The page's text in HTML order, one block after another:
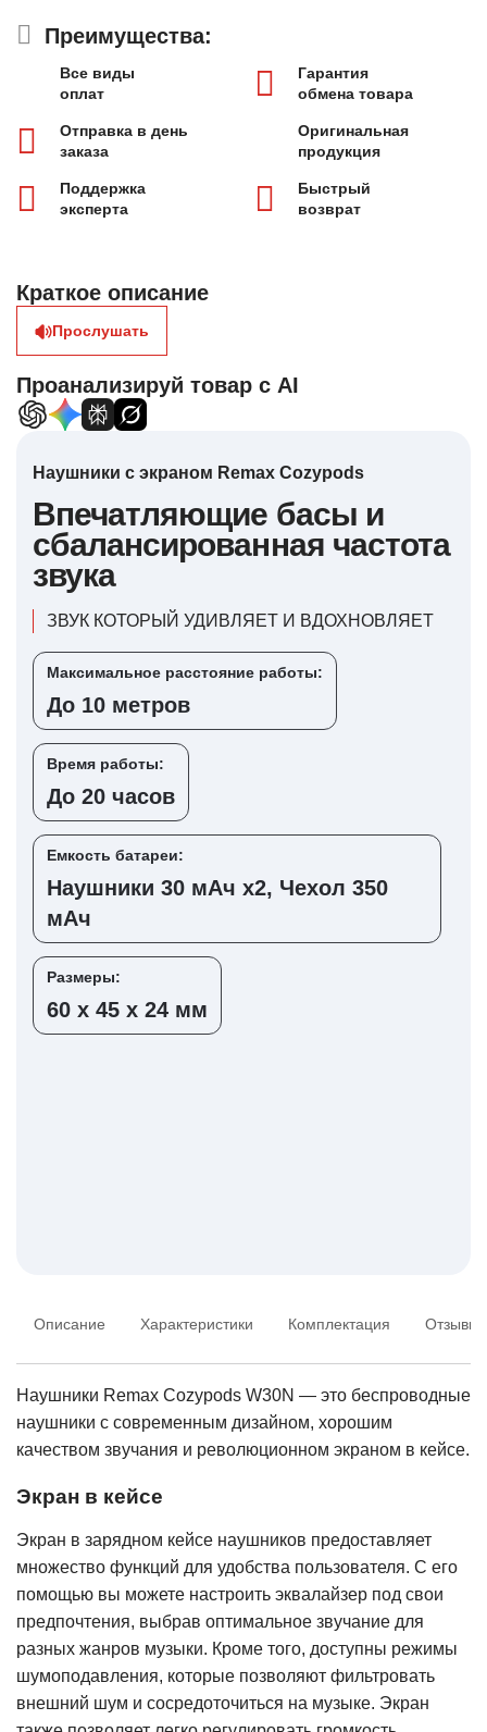
Преимущества:
Все виды
оплат
Гарантия
обмена товара
Отправка в день
заказа
Оригинальная
продукция
Поддержка
эксперта
Быстрый
возврат
Краткое описание
Прослушать
Проанализируй товар с AI
Наушники с экраном Remax Cozypods
Впечатляющие басы и
сбалансированная частота
звука
ЗВУК КОТОРЫЙ УДИВЛЯЕТ И ВДОХНОВЛЯЕТ
Максимальное расстояние работы:
До 10 метров
Время работы:
До 20 часов
Емкость батареи:
Наушники 30 мАч х2, Чехол 350
мАч
Размеры:
60 х 45 х 24 мм
Описание Характеристики Комплектация Отзывы
Наушники Remax Cozypods W30N — это беспроводные
наушники с современным дизайном, хорошим
качеством звучания и революционном экраном в кейсе.
Экран в кейсе
Экран в зарядном кейсе наушников предоставляет
множество функций для удобства пользователя. С его
помощью вы можете настроить эквалайзер под свои
предпочтения, выбрав оптимальное звучание для
разных жанров музыки. Кроме того, доступны режимы
шумоподавления, которые позволяют фильтровать
внешний шум и сосредоточиться на музыке. Экран